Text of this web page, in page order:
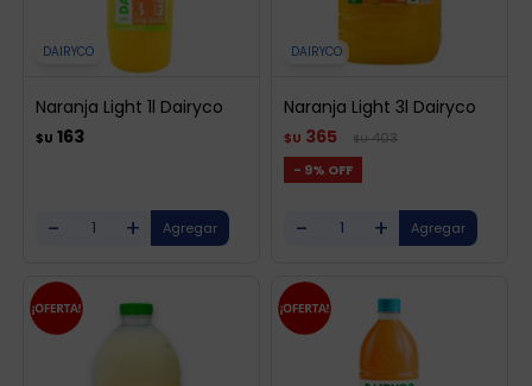
DAIRYCO
Naranja Light 1l Dairyco
$U 163
- +
DAIRYCO
Naranja Light 3l Dairyco
$U 365 $U 403
9
- +